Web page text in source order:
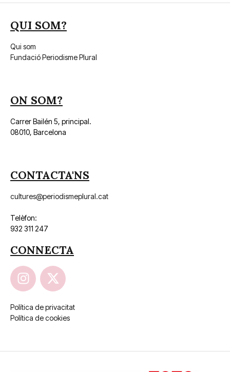
QUI SOM?
Qui som
Fundació Periodisme Plural
ON SOM?
Carrer Bailén 5, principal.
08010, Barcelona
CONTACTA'NS
cultures@periodismeplural.cat
Telèfon:
932 311 247
CONNECTA
Política de privacitat
Política de cookies